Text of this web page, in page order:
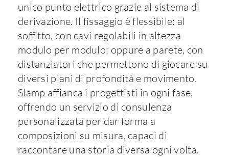
unico punto elettrico grazie al sistema di
derivazione. Il fissaggio è flessibile: al
soffitto, con cavi regolabili in altezza
modulo per modulo; oppure a parete, con
distanziatori che permettono di giocare su
diversi piani di profondità e movimento.
Slamp affianca i progettisti in ogni fase,
offrendo un servizio di consulenza
personalizzata per dar forma a
composizioni su misura, capaci di
raccontare una storia diversa ogni volta.